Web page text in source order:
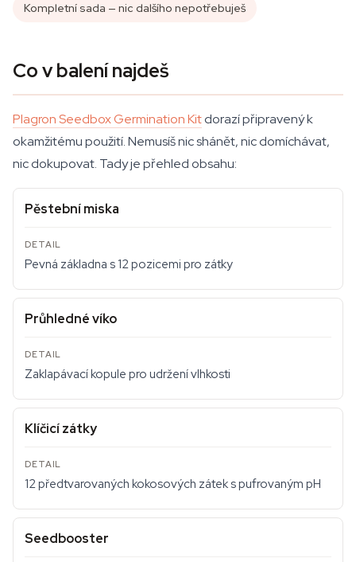
Kompletní sada — nic dalšího nepotřebuješ
Co v balení najdeš
Plagron Seedbox Germination Kitdorazí připravený k
okamžitému použití. Nemusíš nic shánět, nic domíchávat,
nic dokupovat. Tady je přehled obsahu:
Pěstební miska
Pevná základna s 12 pozicemi pro zátky
Průhledné víko
Zaklapávací kopule pro udržení vlhkosti
Klíčicí zátky
12 předtvarovaných kokosových zátek s pufrovaným pH
Seedbooster